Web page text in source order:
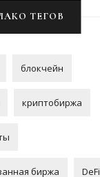
ТЕГОВ
блокчейн
криптобиржа
биржа DeFi